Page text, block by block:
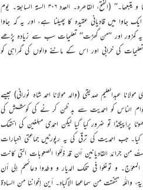
الواھیۃ الملفقہ، غیر أن العلماء ھناک لا یفتأون یوضحون للناس بطلان تلک النحلۃ و فساد تعالیمھا و ضلال من یعتقدھا و یتبعھا۔‘‘ (الفتح، القاھرہ۔ العدد ۳۰۶ السنۃ السابعۃ۔ یوم
میں سے جو سنی گئی ہیں ایک جاوا میں قادیانی عقیدہ کا پھیلنا ہے، اور یہ کہ جاوا
کمزور اور ’’من گھڑت‘‘ تعلیمات سب سے زیادہ پڑھے
کی خرابی اور اس کے ماننے والوں کی گمراہی کو
عبدالعلیم صدیقی (والد مولانا احمد شاہ نورانی) جیسے
عوام الناس کو احمدیت سے بد ظن کر نے کی کوشش کی
تو ضرور کیا گیا لیکن احمدی مبلغین کی انتھک
احمدیت کی ترقی کی یہ رپورٹیں جماعتی اخبارات
جرائد القادیانین أن قد ذلّلوا الصعوبات التی کانت
المعوّج۔ و توغلوا فی تلک الدیار و وطدوا دعائمھم إلی أن
واللّٰہ تتفتت من سماعھا الأکباد۔ أین إخواننا من السادۃ